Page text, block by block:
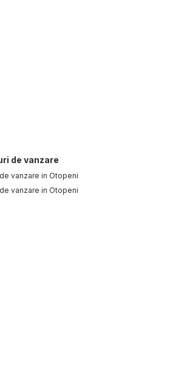
de vanzare
vanzare in Otopeni
vanzare in Otopeni